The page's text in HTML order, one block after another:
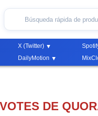
X (Twitter)
DailyMotion
DE